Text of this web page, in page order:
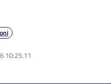
10:25.11